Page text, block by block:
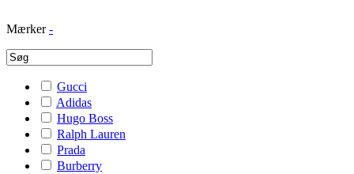
Mærker -
Gucci
Adidas
Hugo Boss
Ralph Lauren
Prada
Burberry